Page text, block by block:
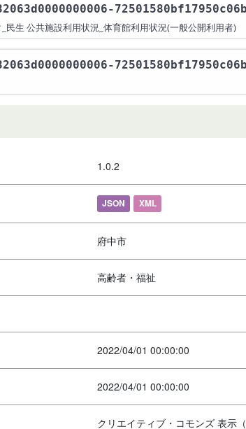
民生 公共施設利用状況_体育館利用状況(一般公開利用者)
1.0.2
JSON XML
府中市
高齢者・福祉
2022/04/01 00:00:00
2022/04/01 00:00:00
クリエイティブ・コモンズ 表示（